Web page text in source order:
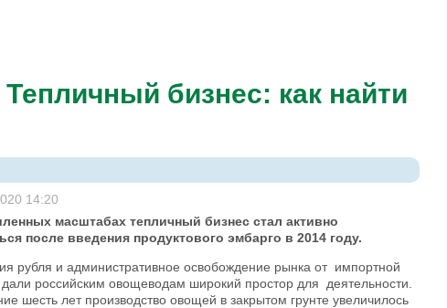
бизнес: как найти
14:20
масштабах тепличный бизнес стал активно
после введения продуктового эмбарго в 2014 году.
рубля и административное освобождение рынка от импортной
дали российским овощеводам широкий простор для деятельности.
шесть лет производство овощей в закрытом грунте увеличилось